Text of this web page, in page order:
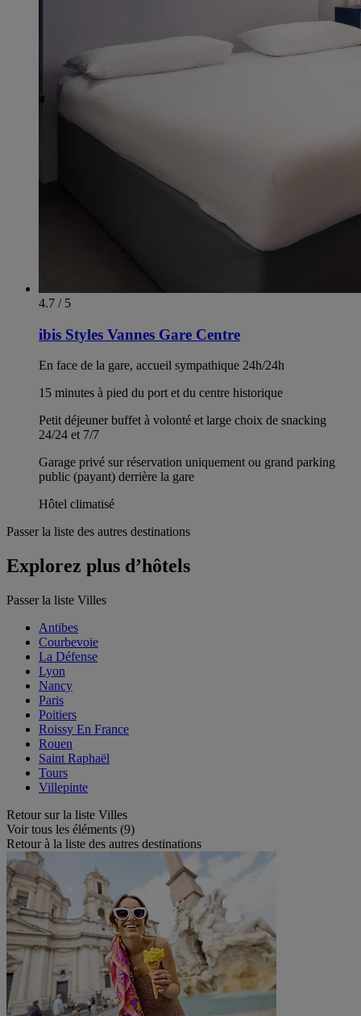
4.7 / 5
ibis Styles Vannes Gare Centre
En face de la gare, accueil sympathique 24h/24h
15 minutes à pied du port et du centre historique
Petit déjeuner buffet à volonté et large choix de snacking
24/24 et 7/7
Garage privé sur réservation uniquement ou grand parking
public (payant) derrière la gare
Hôtel climatisé
Passer la liste des autres destinations
Explorez plus d’hôtels
Passer la liste Villes
Antibes
Courbevoie
La Défense
Lyon
Nancy
Paris
Poitiers
Roissy En France
Rouen
Saint Raphaël
Tours
Villepinte
Retour sur la liste Villes
Voir tous les éléments (9)
Retour à la liste des autres destinations